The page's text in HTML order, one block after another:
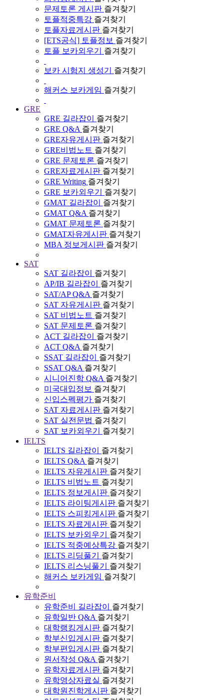
문제토론 게시판 즐겨찾기
토플적중특강 즐겨찾기
토플자료게시판 즐겨찾기
[ETS공식] 토플정보 즐겨찾기
토플 보카외우기
즐겨찾기
보카 시험지 생성기 즐겨찾기
해커스 보카게임 즐겨찾기
GRE
GRE 길라잡이
즐겨찾기
GRE Q&A 즐겨찾기
GRE자유게시판 즐겨찾기
GRE비법노트 즐겨찾기
GRE 문제토론 즐겨찾기
GRE자료게시판 즐겨찾기
GRE Writing 즐겨찾기
GRE 보카외우기
즐겨찾기
GMAT 길라잡이
즐겨찾기
GMAT Q&A 즐겨찾기
GMAT 문제토론 즐겨찾기
GMAT자유게시판 즐겨찾기
MBA 정보게시판 즐겨찾기
SAT
SAT 길라잡이
즐겨찾기
AP/IB 길라잡이
즐겨찾기
SAT/AP Q&A 즐겨찾기
SAT 자유게시판 즐겨찾기
SAT 비법노트 즐겨찾기
SAT 문제토론 즐겨찾기
ACT 길라잡이
즐겨찾기
ACT Q&A 즐겨찾기
SSAT 길라잡이
즐겨찾기
SSAT Q&A 즐겨찾기
시니어진학 Q&A 즐겨찾기
미국대입정보 즐겨찾기
신입스펙평가 즐겨찾기
SAT 자료게시판 즐겨찾기
SAT 실전문법 즐겨찾기
SAT 보카외우기
즐겨찾기
IELTS
IELTS 길라잡이
즐겨찾기
IELTS Q&A 즐겨찾기
IELTS 자유게시판 즐겨찾기
IELTS 비법노트 즐겨찾기
IELTS 정보게시판 즐겨찾기
IELTS 라이팅게시판 즐겨찾기
IELTS 스피킹게시판 즐겨찾기
IELTS 자료게시판 즐겨찾기
IELTS 보카외우기
즐겨찾기
IELTS 적중예상특강 즐겨찾기
IELTS 리딩풀기
즐겨찾기
IELTS 리스닝풀기
즐겨찾기
해커스 보카게임 즐겨찾기
유학준비
유학준비 길라잡이
즐겨찾기
유학일반 Q&A 즐겨찾기
대학랭킹게시판 즐겨찾기
학부신입게시판 즐겨찾기
학부편입게시판 즐겨찾기
원서작성 Q&A 즐겨찾기
유학자료게시판 즐겨찾기
유학영상자료실 즐겨찾기
대학원진학게시판 즐겨찾기